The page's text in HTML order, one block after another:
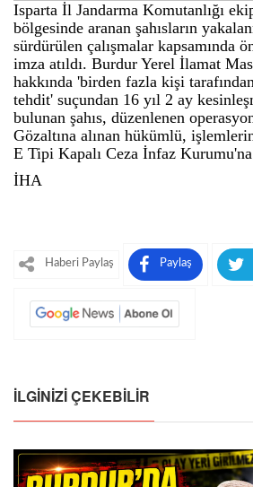
Isparta İl Jandarma Komutanlığı
bölgesinde aranan şahısların
sürdürülen çalışmalar kapsamında
imza atıldı. Burdur Yerel İlamat
hakkında 'birden fazla kişi
tehdit' suçundan 16 yıl 2 ay
bulunan şahıs, düzenlenen
Gözaltına alınan hükümlü,
E Tipi Kapalı Ceza İnfaz
İHA
Haberi Paylaş Paylaş
İLGINIZI ÇEKEBILIR